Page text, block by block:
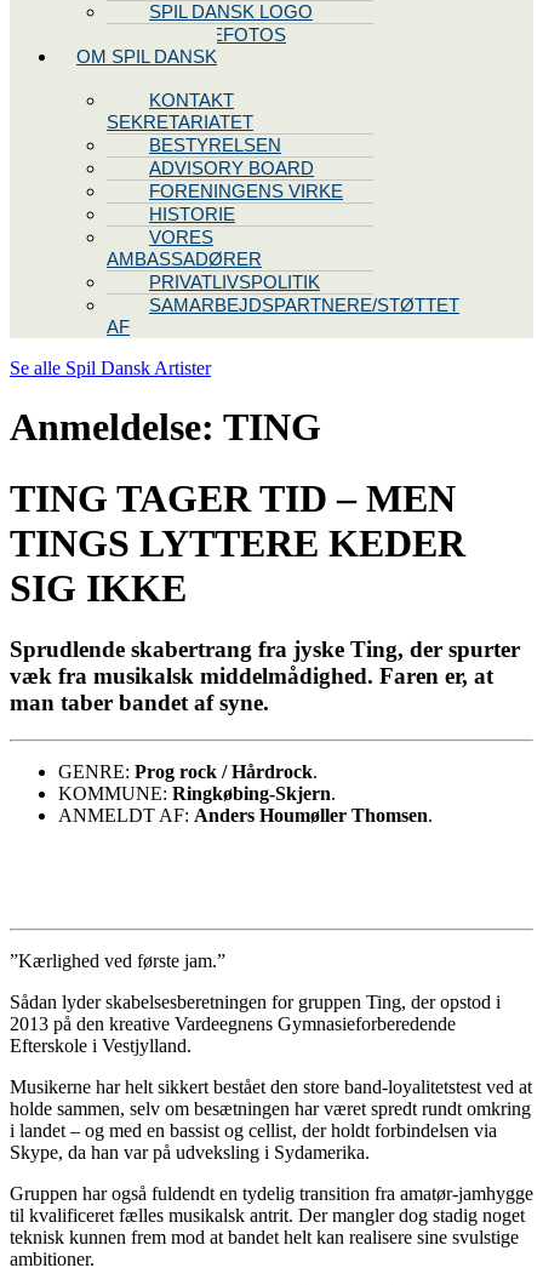
SPIL DANSK LOGO
PRESSEFOTOS
OM SPIL DANSK
KONTAKT
SEKRETARIATET
BESTYRELSEN
ADVISORY BOARD
FORENINGENS VIRKE
HISTORIE
VORES
AMBASSADØRER
PRIVATLIVSPOLITIK
SAMARBEJDSPARTNERE/STØTTET
AF
Se alle Spil Dansk Artister
Anmeldelse: TING
TING TAGER TID – MEN
TINGS LYTTERE KEDER
SIG IKKE
Sprudlende skabertrang fra jyske Ting, der spurter
væk fra musikalsk middelmådighed. Faren er, at
man taber bandet af syne.
GENRE: Prog rock / Hårdrock.
KOMMUNE: Ringkøbing-Skjern.
ANMELDT AF: Anders Houmøller Thomsen.
”Kærlighed ved første jam.”
Sådan lyder skabelsesberetningen for gruppen Ting, der opstod i
2013 på den kreative Vardeegnens Gymnasieforberedende
Efterskole i Vestjylland.
Musikerne har helt sikkert bestået den store band-loyalitetstest ved at
holde sammen, selv om besætningen har været spredt rundt omkring
i landet – og med en bassist og cellist, der holdt forbindelsen via
Skype, da han var på udveksling i Sydamerika.
Gruppen har også fuldendt en tydelig transition fra amatør-jamhygge
til kvalificeret fælles musikalsk antrit. Der mangler dog stadig noget
teknisk kunnen frem mod at bandet helt kan realisere sine svulstige
ambitioner.